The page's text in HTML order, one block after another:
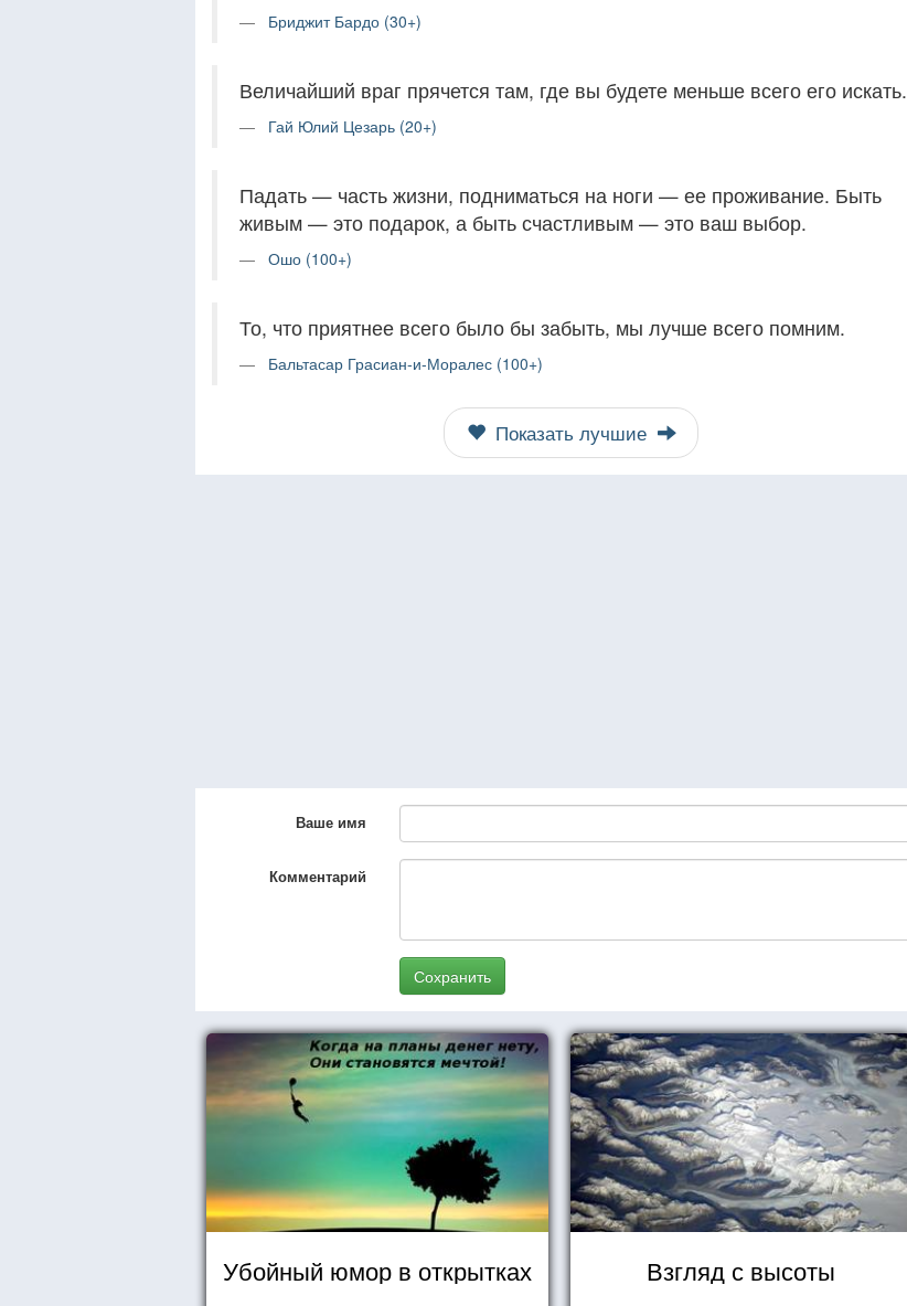
Бриджит Бардо (30+)
Величайший враг прячется там, где вы будете меньше всего его искать.
Гай Юлий Цезарь (20+)
Падать — часть жизни, подниматься на ноги — ее проживание. Быть
живым — это подарок, а быть счастливым — это ваш выбор.
Ошо (100+)
То, что приятнее всего было бы забыть, мы лучше всего помним.
Бальтасар Грасиан-и-Моралес (100+)
Показать лучшие
Ваше имя
Комментарий
Сохранить
Убойный юмор в открытках Взгляд с высоты